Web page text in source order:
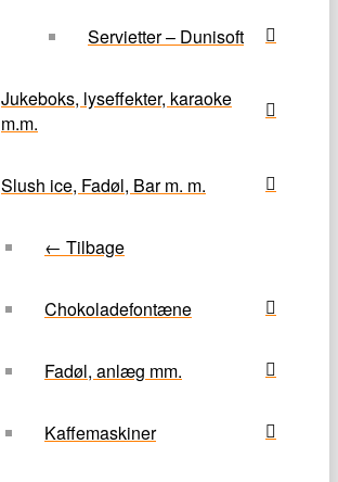
Servietter – Dunisoft
Jukeboks, lyseffekter, karaoke
m.m.
Slush ice, Fadøl, Bar m. m.
← Tilbage
Chokoladefontæne
Fadøl, anlæg mm.
Kaffemaskiner